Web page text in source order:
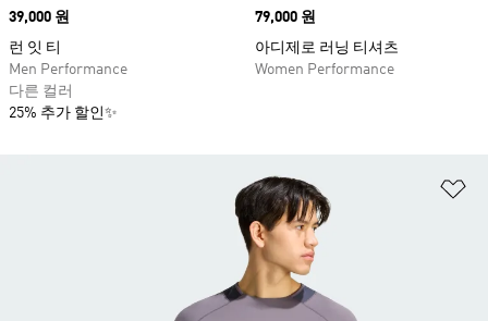
Price
39,000 원
런 잇 티
Men Performance
다른 컬러
25% 추가 할인✨
Price
79,000 원
아디제로 러닝 티셔츠
Women Performance